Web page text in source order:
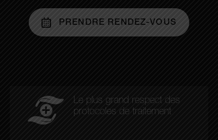
PRENDRE RENDEZ-VOUS
Le plus grand respect des
protocoles de traitement